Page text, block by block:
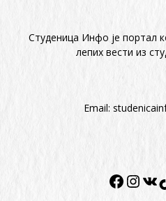
Студеница Инфо је портал
лепих вести из
Email:
VK